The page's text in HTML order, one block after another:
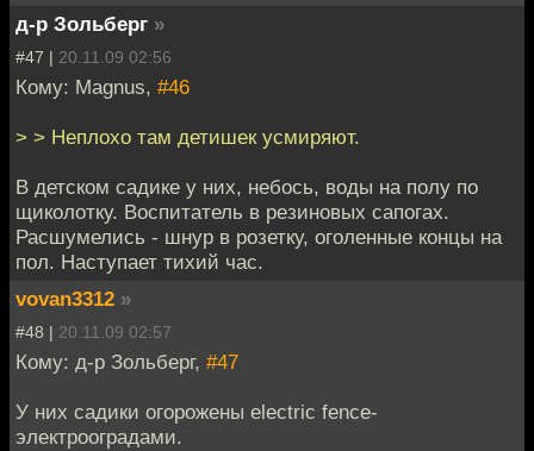
д-р Зольберг »
#47 | 20.11.09 02:56
Кому: Magnus, #46
> > Неплохо там детишек усмиряют.
В детском садике у них, небось, воды на полу по
щиколотку. Воспитатель в резиновых сапогах.
Расшумелись - шнур в розетку, оголенные концы на
пол. Наступает тихий час.
vovan3312 »
#48 | 20.11.09 02:57
Кому: д-р Зольберг, #47
У них садики огорожены electric fence-
электрооградами.